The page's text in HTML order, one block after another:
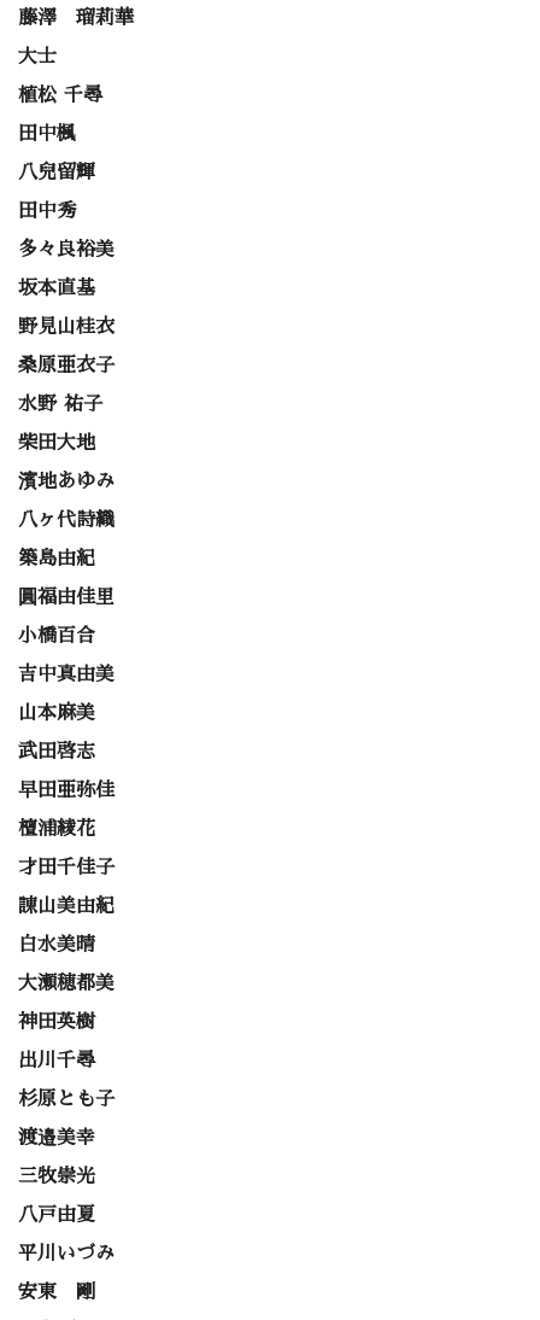
藤澤 瑠莉華
大士
植松 千尋
田中楓
八兒留輝
田中秀
多々良裕美
坂本直基
野見山桂衣
桑原亜衣子
水野 祐子
柴田大地
濱地あゆみ
八ヶ代詩織
築島由紀
圓福由佳里
小橋百合
吉中真由美
山本麻美
武田啓志
早田亜弥佳
檀浦綾花
才田千佳子
諌山美由紀
白水美晴
大瀬穂都美
神田英樹
出川千尋
杉原とも子
渡邉美幸
三牧崇光
八戸由夏
平川いづみ
安東 剛